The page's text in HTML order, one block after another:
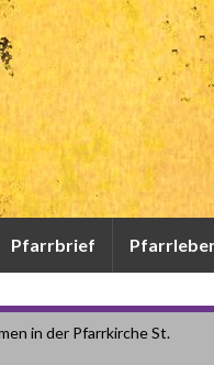
Pfarrbrief
in der Pfarrkirche St.